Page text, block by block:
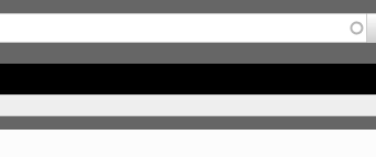
Jump to navigation